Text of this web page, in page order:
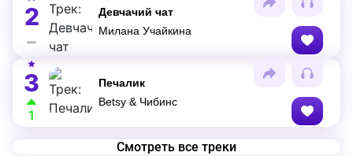
2
Девчачий чат
Милана Учайкина
3
1
Печалик
Betsy & Чибинс
Смотреть все треки